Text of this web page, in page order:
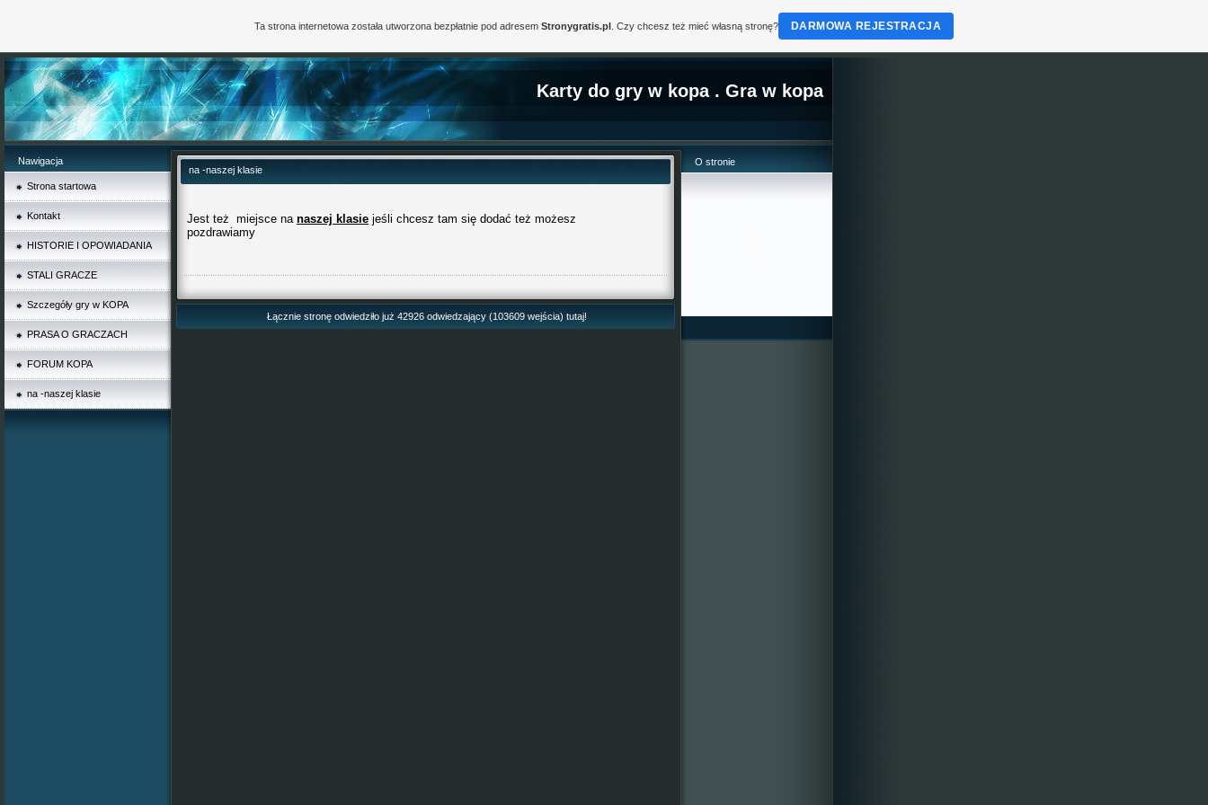
Karty do gry w kopa . Gra w kopa
Nawigacja
Strona startowa
Kontakt
HISTORIE I OPOWIADANIA
STALI GRACZE
Szczegóły gry w KOPA
PRASA O GRACZACH
FORUM KOPA
na -naszej klasie
na -naszej klasie
Jest też miejsce na naszej klasie jeśli chcesz tam się dodać też możesz
pozdrawiamy
Łącznie stronę odwiedziło już 42926 odwiedzający (103609 wejścia) tutaj!
O stronie
Ta strona internetowa została utworzona bezpłatnie pod adresem Stronygratis.pl. Czy chcesz też mieć własną stronę? DARMOWA REJESTRACJA